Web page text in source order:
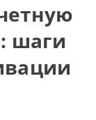
шаги